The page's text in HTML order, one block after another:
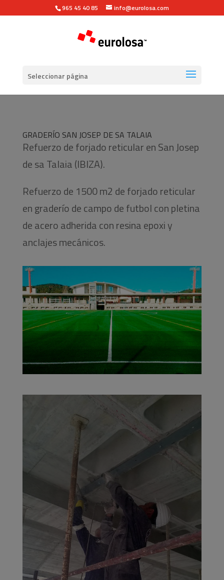
965 45 40 85 info@eurolosa.com
Seleccionar página
GRADERÍO SAN JOSEP DE SA TALAIA
Refuerzo de forjado reticular en San Josep
de sa Talaia (IBIZA).
Refuerzo de 1500 m2 de forjado reticular
en graderío de campo de futbol con pletina
de acero adherida con resina epoxi y
anclajes mecánicos.